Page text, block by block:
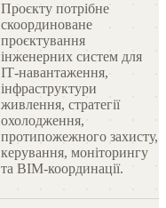
Проєкту потрібне
скоординоване
проєктування
інженерних систем для
ІТ-навантаження,
інфраструктури
живлення, стратегії
охолодження,
протипожежного захисту,
керування, моніторингу
та BIM-координації.